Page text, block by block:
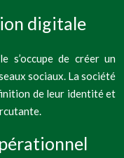
digitale
s’occupe de créer un
sociaux. La société
de leur identité et